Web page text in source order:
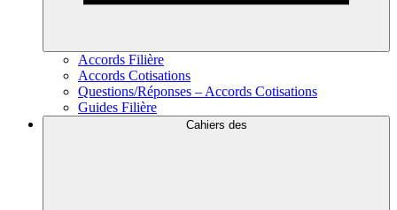
Accords Filière
Accords Cotisations
Questions/Réponses – Accords Cotisations
Guides Filière
Cahiers des